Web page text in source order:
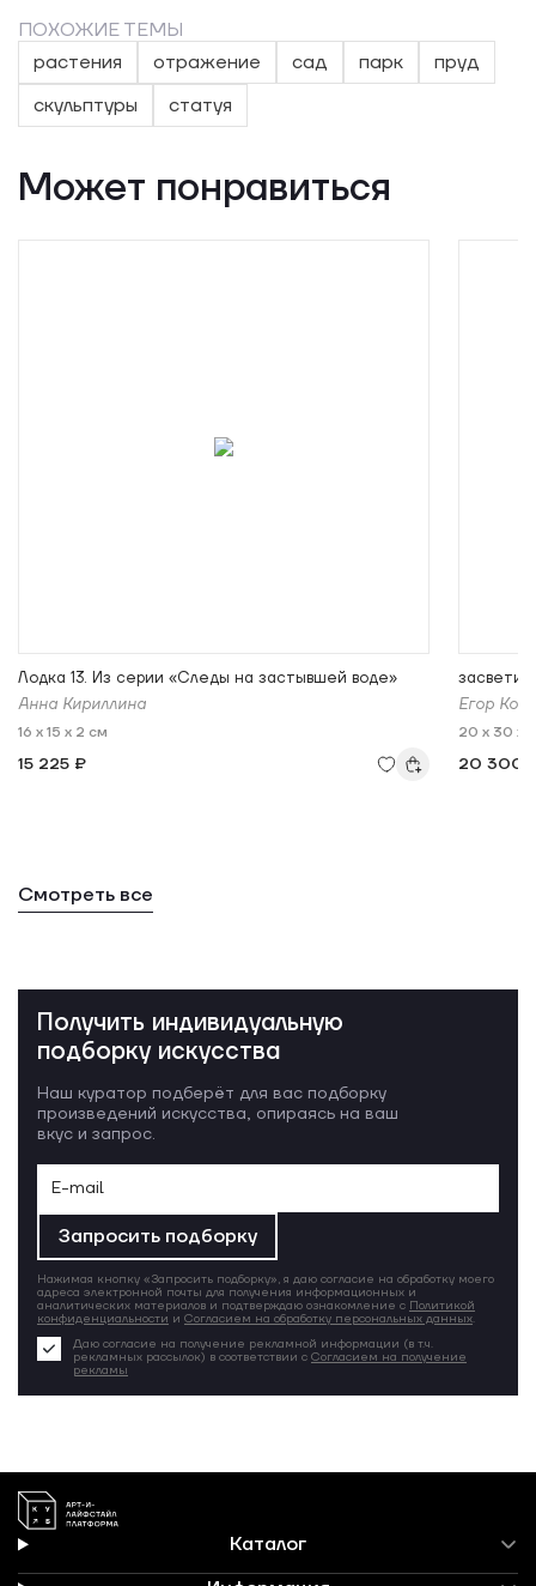
ПОХОЖИЕ ТЕМЫ
растения
отражение сад парк
пруд
скульптуры
статуя
Может понравиться
Лодка 13. Из серии «Следы на застывшей воде»
Анна Кириллина
16 x 15 x 2 см
15 225 ₽
Егор
20 x 30 x
20 300
Смотреть все
Получить индивидуальную
подборку искусства
Наш куратор подберёт для вас подборку
произведений искусства, опираясь на ваш
вкус и запрос.
Запросить подборку
Нажимая кнопку «Запросить подборку», я даю согласие на обработку моего
адреса электронной почты для получения информационных и
аналитических материалов и подтверждаю ознакомление с Политикой
конфиденциальности и Согласием на обработку персональных данных.
Даю согласие на получение рекламной информации (в т.ч.
рекламных рассылок) в соответствии с Согласием на получение
рекламы
Каталог